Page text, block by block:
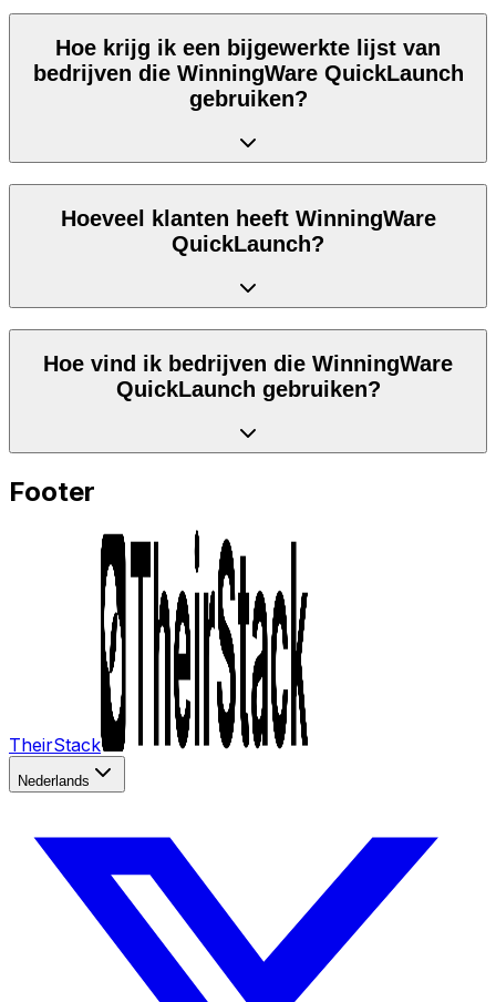
Hoe krijg ik een bijgewerkte lijst van
bedrijven die WinningWare QuickLaunch
gebruiken?
Hoeveel klanten heeft WinningWare
QuickLaunch?
Hoe vind ik bedrijven die WinningWare
QuickLaunch gebruiken?
Footer
TheirStack
Nederlands